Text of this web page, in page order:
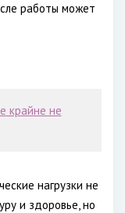
работы может
крайне не
нагрузки не
и здоровье, но